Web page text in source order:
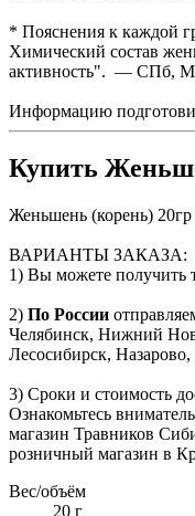
* Пояснения к каждой
Химический состав
активность". — СПб,
Информацию
Купить
Женьшень (корень)
ВАРИАНТЫ ЗАКАЗА:
1) Вы можете получить
2) По России
Челябинск, Нижний
Лесосибирск,
3) Сроки и стоимость
Ознакомьтесь
магазин Травников
розничный магазин в
Вес/объём
20 г